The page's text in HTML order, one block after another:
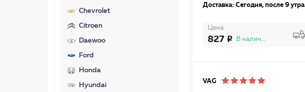
Chevrolet
Citroen
Daewoo
Ford
Honda
Hyundai
Доставка: Сегодня, после 9 утра
Цена
827 В наличии
VAG